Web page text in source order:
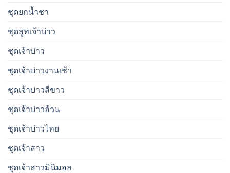
ชุดยกน้ำชา
ชุดสูทเจ้าบ่าว
ชุดเจ้าบ่าว
ชุดเจ้าบ่าวงานเช้า
ชุดเจ้าบ่าวสีขาว
ชุดเจ้าบ่าวอ้วน
ชุดเจ้าบ่าวไทย
ชุดเจ้าสาว
ชุดเจ้าสาวมินิมอล